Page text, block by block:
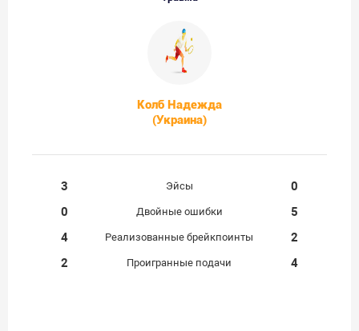
Колб Надежда
(Украина)
3 Эйсы
0
0
Двойные ошибки
5
4
Реализованные брейкпоинты
2
2
Проигранные подачи 4